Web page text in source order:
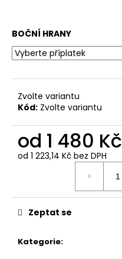
BOČNÍ HRANY
Zvolte variantu
Kód: Zvolte variantu
od 1 480 Kč
od 1 223,14 Kč bez DPH
Kategorie:
Zeptat se